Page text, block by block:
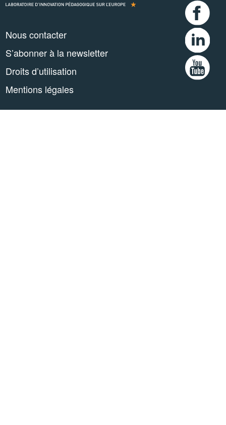
Nous contacter
S’abonner à la newsletter
Droits d’utilisation
Mentions légales